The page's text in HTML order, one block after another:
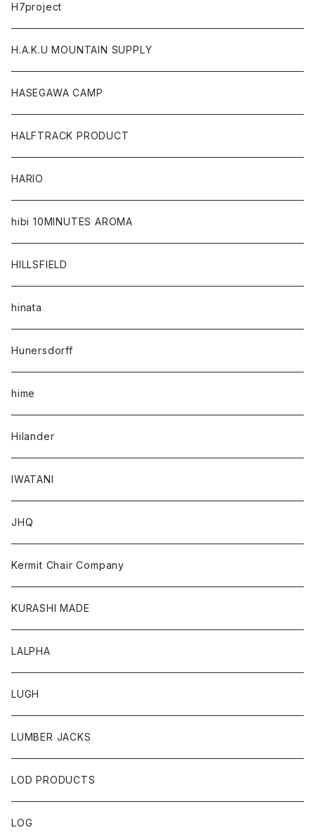
H7project
H.A.K.U MOUNTAIN SUPPLY
HASEGAWA CAMP
HALFTRACK PRODUCT
HARIO
hibi 10MINUTES AROMA
HILLSFIELD
hinata
Hunersdorff
hime
Hilander
IWATANI
JHQ
Kermit Chair Company
KURASHI MADE
LALPHA
LUGH
LUMBER JACKS
LOD PRODUCTS
LOG